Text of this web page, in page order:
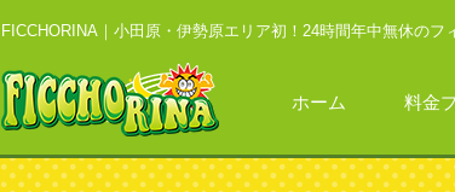
FICCHORINA｜ 小田原・伊勢原エリア初！24時間年中無休のフ
ホーム 料金